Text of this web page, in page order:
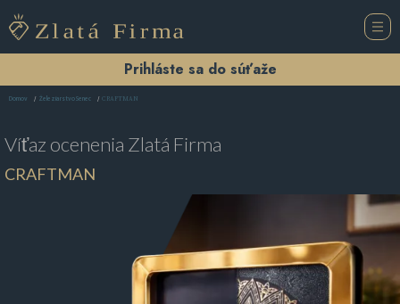
Prihláste sa do súťaže
Domov Železiarstvo Senec CRAFTMAN
Víťaz ocenenia Zlatá Firma
CRAFTMAN